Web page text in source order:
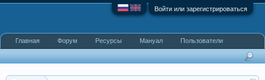
Войти или зарегистрироваться
Главная Форум Ресурсы Мануал Пользователи